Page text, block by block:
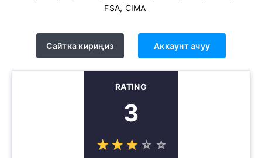
FSA, CIMA
Сайтка кириңиз Аккаунт ачуу
RATING
3
☆☆☆ ☆ ☆
★★★ ★ ★